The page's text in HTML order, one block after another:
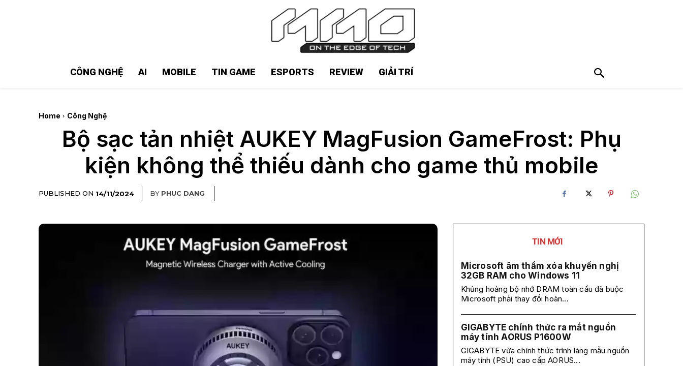
CÔNG NGHỆ AI MOBILE TIN GAME ESPORTS REVIEW GIẢI TRÍ
Home Công Nghệ
Bộ sạc tản nhiệt AUKEY MagFusion GameFrost: Phụ
kiện không thể thiếu dành cho game thủ mobile
PUBLISHED ON 14/11/2024 BY PHUC DANG
TIN MỚI
Microsoft âm thầm xóa khuyến nghị
32GB RAM cho Windows 11
Khủng hoảng bộ nhớ DRAM toàn cầu đã buộc
Microsoft phải thay đổi hoàn...
GIGABYTE chính thức ra mắt nguồn
máy tính AORUS P1600W
GIGABYTE vừa chính thức trình làng mẫu nguồn
máy tính (PSU) cao cấp AORUS...